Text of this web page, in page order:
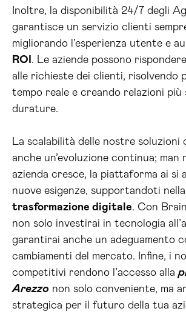
Inoltre, la disponibilità 24/7 degli
garantisce un servizio clienti
migliorando l’esperienza utente e
ROI . Le aziende possono
alle richieste dei clienti, risolvendo
tempo reale e creando relazioni più
durature.
La scalabilità delle nostre soluzioni
anche un’evoluzione continua; man
azienda cresce, la piattaforma ai si
nuove esigenze, supportandoti nella
trasformazione digitale. Con
non solo investirai in tecnologia
garantirai anche un adeguamento
cambiamenti del mercato. Infine, i
competitivi rendono l’accesso alla
Arezzo non solo conveniente, ma
strategica per il futuro della tua